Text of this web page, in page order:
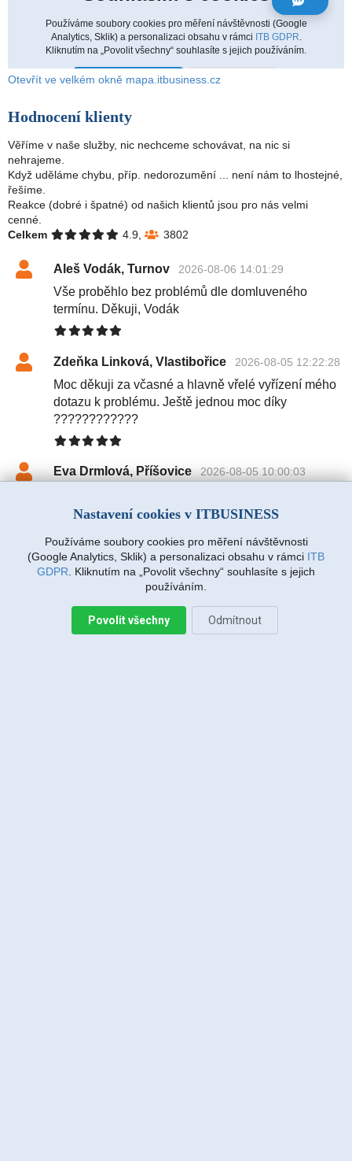
Otevřít ve velkém okně mapa.itbusiness.cz
Hodnocení klienty
Věříme v naše služby, nic nechceme schovávat, na nic si
nehrajeme.
Když uděláme chybu, příp. nedorozumění ... není nám to lhostejné,
řešíme.
Reakce (dobré i špatné) od našich klientů jsou pro nás velmi
cenné.
Celkem
4.9, 3802
Aleš Vodák, Turnov 2026-08-06 14:01:29
Vše proběhlo bez problémů dle domluveného
termínu. Děkuji, Vodák
Zdeňka Linková, Vlastibořice 2026-08-05 12:22:28
Moc děkuji za včasné a hlavně vřelé vyřízení mého
dotazu k problému. Ještě jednou moc díky
????????????
Eva Drmlová, Příšovice 2026-08-05 10:00:03
zadávàní požadavku. Drmlovà Eva
Martin Vanda, Bakov nad Jizerou
2026-08-04 20:33:07
Jiří Sadílek, Liberec 2026-08-03 20:08:43
Nastavení cookies v ITBUSINESS
Používáme soubory cookies pro měření návštěvnosti
(Google Analytics, Sklik) a personalizaci obsahu v rámci ITB
GDPR . Kliknutím na „Povolit všechny“ souhlasíte s jejich
používáním.
Povolit všechny Odmítnout